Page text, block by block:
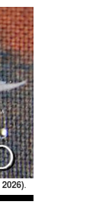
2026).